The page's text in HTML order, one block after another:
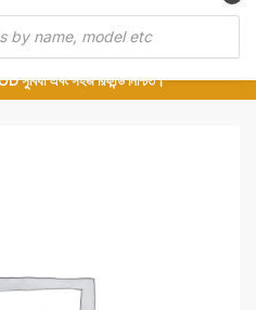
এবং শুধুমাত্র কুরিয়ার সার্ভিসে ডেলিভারি।
Cash on Delivery দিন, না হলে ৫ মিনিটে ১৯৯
সুবিধা এবং সহজ রিফান্ড নিশ্চিত।